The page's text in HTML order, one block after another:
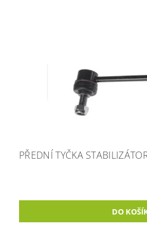
PŘEDNÍ TYČKA